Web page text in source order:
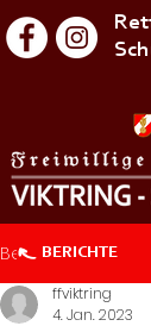
Beitrag
ffviktring
4. Jan. 2023
BERICHTE